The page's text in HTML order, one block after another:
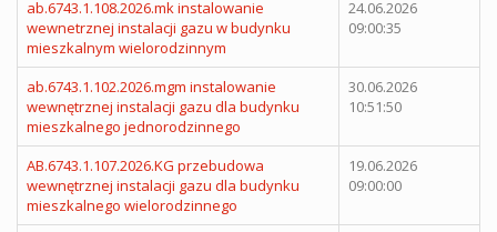
ab.6743.1.108.2026.mk instalowanie
wewnetrznej instalacji gazu w budynku
mieszkalnym wielorodzinnym
24.06.2026
09:00:35
ab.6743.1.102.2026.mgm instalowanie
wewnętrznej instalacji gazu dla budynku
mieszkalnego jednorodzinnego
30.06.2026
10:51:50
AB.6743.1.107.2026.KG przebudowa
wewnętrznej instalacji gazu dla budynku
mieszkalnego wielorodzinnego
19.06.2026
09:00:00